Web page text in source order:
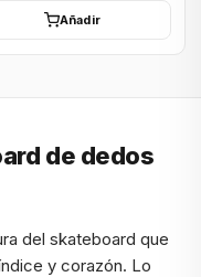
Añadir
de dedos
del skateboard que
y corazón. Lo